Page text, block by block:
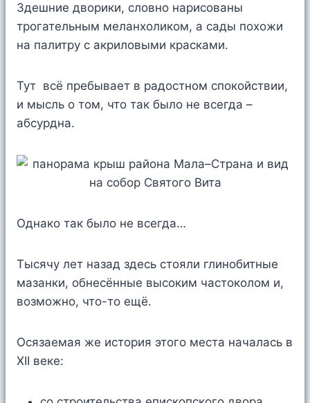
Здешние дворики, словно нарисованы
трогательным меланхоликом, а сады похожи
на палитру с акриловыми красками.
Тут всё пребывает в радостном спокойствии,
и мысль о том, что так было не всегда –
абсурдна.
Однако так было не всегда…
Тысячу лет назад здесь стояли глинобитные
мазанки, обнесённые высоким частоколом и,
возможно, что-то ещё.
Осязаемая же история этого места началась в
XII веке: